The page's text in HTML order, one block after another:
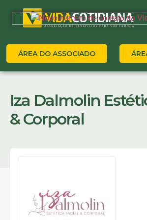
ÁREA DO ASSOCIADO
Iza Dalmolin
& Corporal